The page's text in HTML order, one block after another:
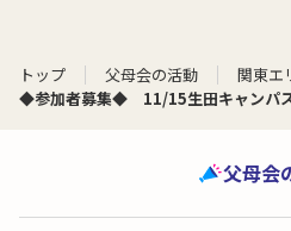
トップ 父母会の活動 関東エ
◆参加者募集◆ 11/15生田キャンパス
父母会